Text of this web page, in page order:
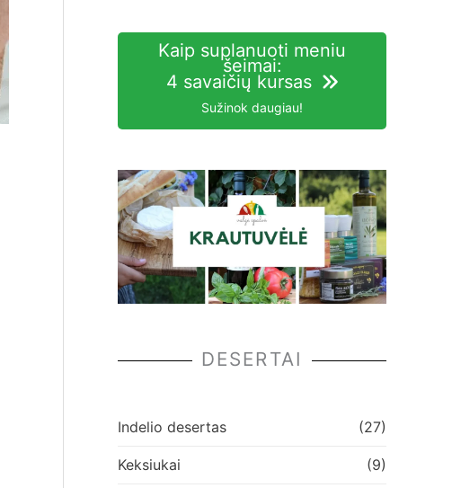
Kaip suplanuoti meniu
šeimai:
4 savaičių kursas
Sužinok daugiau!
DESERTAI
Indelio desertas (27)
Keksiukai (9)